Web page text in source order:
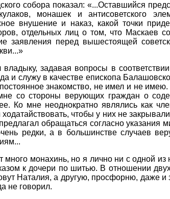
собора показал: «...Оставшийся
монашек и антисоветского
внушение и наказ, какой точки
отдельных лиц о том, что Маскаев
заявления перед вышестоящей
задавая вопросы в
и служу в качестве епископа
знакомство, не имел и не имею.
со стороны верующих граждан о
Ко мне неоднократно являлись как
чтобы у них не
обращаться согласно
редки, а в большинстве случаев
монахинь, но я лично ни с одной
к дочери по шитью. В отношении
Наталия, а другую, просфорню, даже
не говорил.